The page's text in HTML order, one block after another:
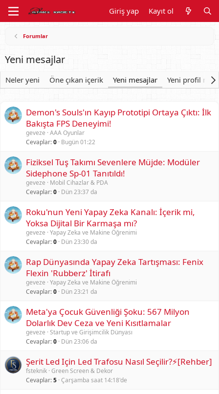
Giriş yap Kayıt ol
Forumlar
Yeni mesajlar
Neler yeni Öne çıkan içerik Yeni mesajlar Yeni profil
Demon's Souls'ın Kayıp Prototipi Ortaya Çıktı: İlk
Bakışta FPS Deneyimi!
geveze AAA Oyunlar
Cevaplar 0 Bugün 01:22
Fiziksel Tuş Takımı Sevenlere Müjde: Modüler
Sidephone Sp-01 Tanıtıldı!
geveze
Mobil Cihazlar & PDA
Cevaplar 0 Dün 23:37 da
Roku'nun Yeni Yapay Zeka Kanalı: İçerik mi,
Yoksa Dijital Bir Karmaşa mı?
geveze Yapay Zeka ve Makine Öğrenimi
Cevaplar 0 Dün 23:30 da
Rap Dünyasında Yapay Zeka Tartışması: Fenix
Flexin 'Rubberz' İtirafı
geveze Yapay Zeka ve Makine Öğrenimi
Cevaplar 0 Dün 23:21 da
Meta'ya Çocuk Güvenliği Şoku: 567 Milyon
Dolarlık Dev Ceza ve Yeni Kısıtlamalar
geveze Startup ve Girişimcilik Dünyası
Cevaplar 0 Dün 23:06 da
Şerit Led Için Led Trafosu Nasıl Seçilir?⚡[Rehber]
fsteknik Green Screen & Dekor
Cevaplar 5 Çarşamba saat 14:18'de